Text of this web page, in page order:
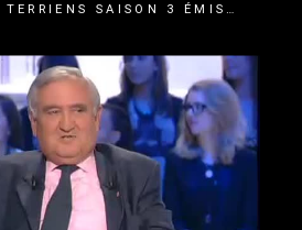
SALUT LES TERRIENS SAISON 3 ÉMISSION 37